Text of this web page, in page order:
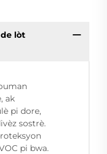
lòt
ak
pi dore,
sostrè.
pi bwa.